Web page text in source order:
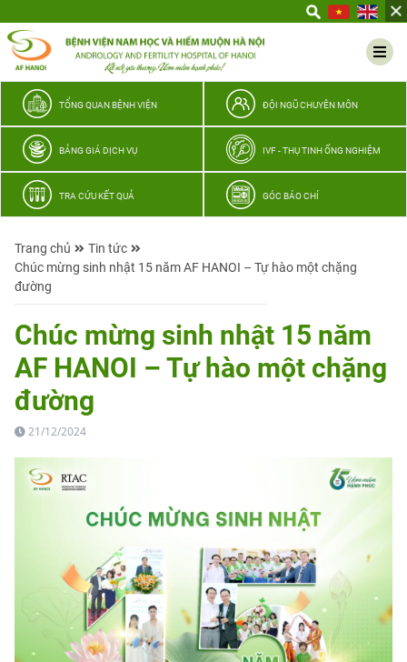
thương
TỔNG QUAN BỆNH VIỆN ĐỘI NGŨ CHUYÊN MÔN
BẢNG GIÁ DỊCH VỤ IVF - THỤ TINH ỐNG NGHIỆM
TRA CỨU KẾT QUẢ GÓC BÁO CHÍ
Trang chủ
Tin tức
Chúc mừng sinh nhật 15 năm AF HANOI – Tự hào một chặng
đường
Chúc mừng sinh nhật 15 năm
AF HANOI – Tự hào một chặng
đường
21/12/2024